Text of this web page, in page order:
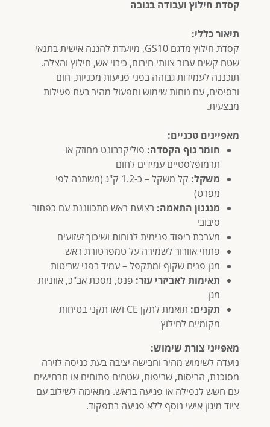
קסדת חילוץ ועבודה בגובה
תיאור כללי:
קסדת חילוץ מדגם GS10, מיועדת להגנה אישית בתנאי
שטח קשים עבור צוותי חירום, כיבוי אש, חילוץ והצלה.
תוכננה לעמידות גבוהה בפני פגיעות מכניות, חום
ורסיסים, עם נוחות שימוש ותפעול מהיר בעת פעילות
מבצעית.
מאפיינים טכניים:
חומר גוף הקסדה: פוליקרבונט מחוזק או
תרמופלסטיים עמידים לחום
משקל:
קל משקל – כ-1.2 ק"ג (משתנה לפי
מפרט)
מנגנון התאמה: רצועת ראש מתכווננת עם כפתור
סיבובי
מערכת ריפוד פנימית לנוחות ושיכוך זעזועים
פתחי אוורור לשמירה על טמפרטורת ראש
מגן פנים שקוף ומתקפל – עמיד בפני שריטות
תאימות לאביזרי עזר: פנס, מסכת אב"כ, אוזניות
מגן
תקנים:
תואמת לתקן CE ו/או תקני בטיחות
מקומיים לחילוץ
מאפייני צורת שימוש:
נועדה לשימוש מהיר וחבישה יציבה בעת כניסה לזירה
מסוכנת, הריסות, שריפות, שטחים פתוחים או תרחישים
עם חשש לנפילה או פגיעה בראש. מתאימה לשילוב עם
ציוד מיגון אישי נוסף ללא פגיעה בתפקוד.